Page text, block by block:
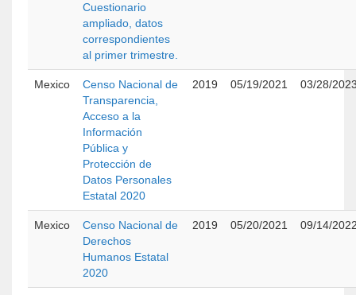
Cuestionario
ampliado, datos
correspondientes
al primer trimestre.
Mexico
Censo Nacional de
Transparencia,
Acceso a la
Información
Pública y
Protección de
Datos Personales
Estatal 2020
2019 05/19/2021 03/28/
Mexico
Censo Nacional de
Derechos
Humanos Estatal
2020
2019 05/20/2021 09/14/